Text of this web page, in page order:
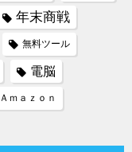
年末商戦
無料ツール
電脳
Ａｍａｚｏｎ